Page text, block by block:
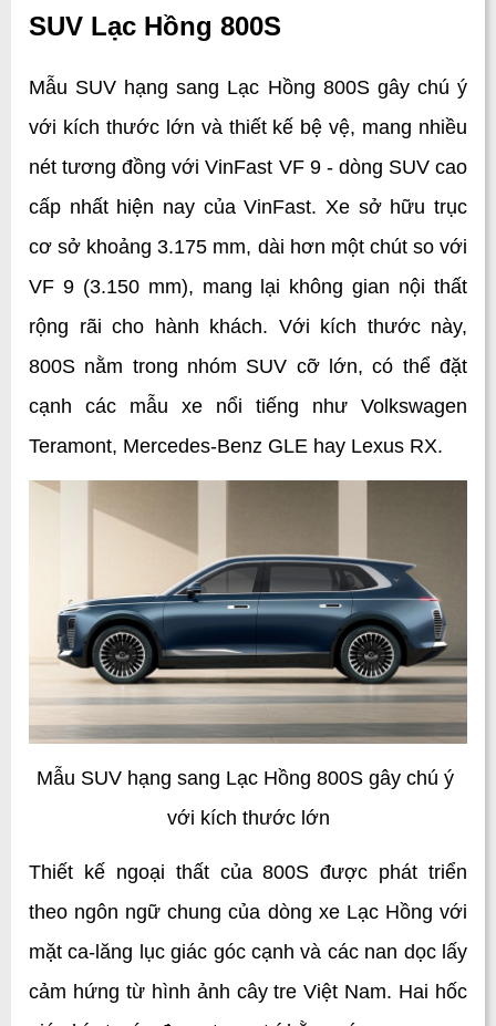
SUV Lạc Hồng 800S
Mẫu SUV hạng sang Lạc Hồng 800S gây chú ý
với kích thước lớn và thiết kế bệ vệ, mang nhiều
nét tương đồng với VinFast VF 9 - dòng SUV cao
cấp nhất hiện nay của VinFast. Xe sở hữu trục
cơ sở khoảng 3.175 mm, dài hơn một chút so với
VF 9 (3.150 mm), mang lại không gian nội thất
rộng rãi cho hành khách. Với kích thước này,
800S nằm trong nhóm SUV cỡ lớn, có thể đặt
cạnh các mẫu xe nổi tiếng như Volkswagen
Teramont, Mercedes-Benz GLE hay Lexus RX.
Mẫu SUV hạng sang Lạc Hồng 800S gây chú ý
với kích thước lớn
Thiết kế ngoại thất của 800S được phát triển
theo ngôn ngữ chung của dòng xe Lạc Hồng với
mặt ca-lăng lục giác góc cạnh và các nan dọc lấy
cảm hứng từ hình ảnh cây tre Việt Nam. Hai hốc